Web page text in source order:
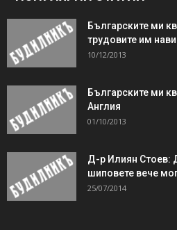
Българските ми
трудовите им
10/12/2013
Българските ми
Англия
01/10/2013
Д-р Илиян Стоев:
шиповете вече
25/07/2014